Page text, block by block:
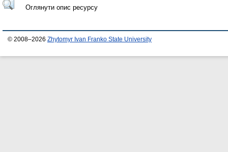
Оглянути опис ресурсу
© 2008–2026 Zhytomyr Ivan Franko State University